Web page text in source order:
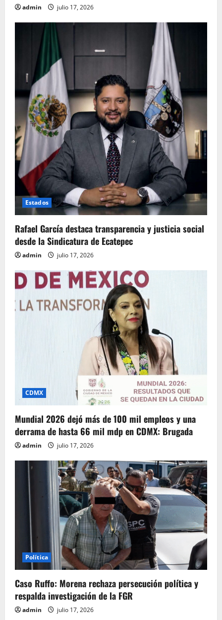
admin julio 17, 2026
Estados
Rafael García destaca transparencia y justicia social
desde la Sindicatura de Ecatepec
admin julio 17, 2026
CDMX
Mundial 2026 dejó más de 100 mil empleos y una
derrama de hasta 66 mil mdp en CDMX: Brugada
admin julio 17, 2026
Política
Caso Ruffo: Morena rechaza persecución política y
respalda investigación de la FGR
admin julio 17, 2026